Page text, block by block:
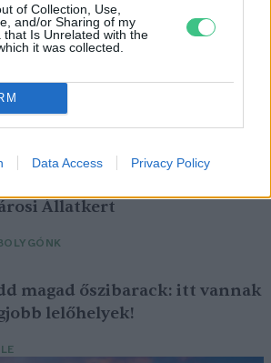
of Collection, Use,
and/or Sharing of my
that Is Unrelated with the
it was collected.
Data Access Privacy Policy
ellen használják.
programokkal várja a
Állatkert
magad őszibarack: itt vannak
lelőhelyek!